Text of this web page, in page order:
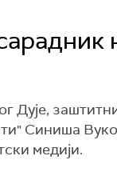
Синиша
медији.